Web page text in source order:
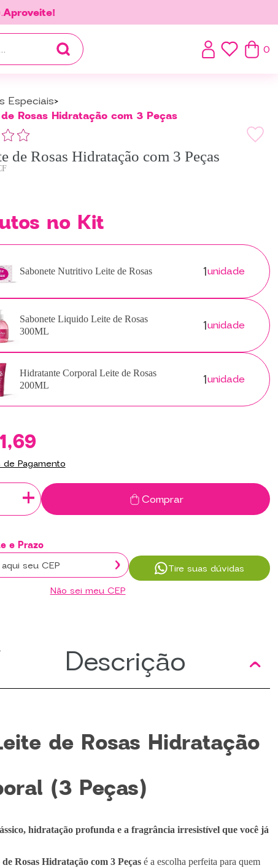
Aproveite!
0
Especiais
Rosas Hidratação com 3 Peças
de Rosas Hidratação com 3 Peças
no Kit
Sabonete Nutritivo Leite de Rosas 1unidade
Sabonete Liquido Leite de Rosas
300ML
1unidade
Hidratante Corporal Leite de Rosas
200ML
1unidade
Pagamento
+ Comprar
Não sei meu CEP
Tire suas dúvidas
Descrição
de Rosas Hidratação
(3 Peças)
hidratação profunda e a fragrância irresistível que você já
Rosas Hidratação com 3 Peçasé a escolha perfeita para quem